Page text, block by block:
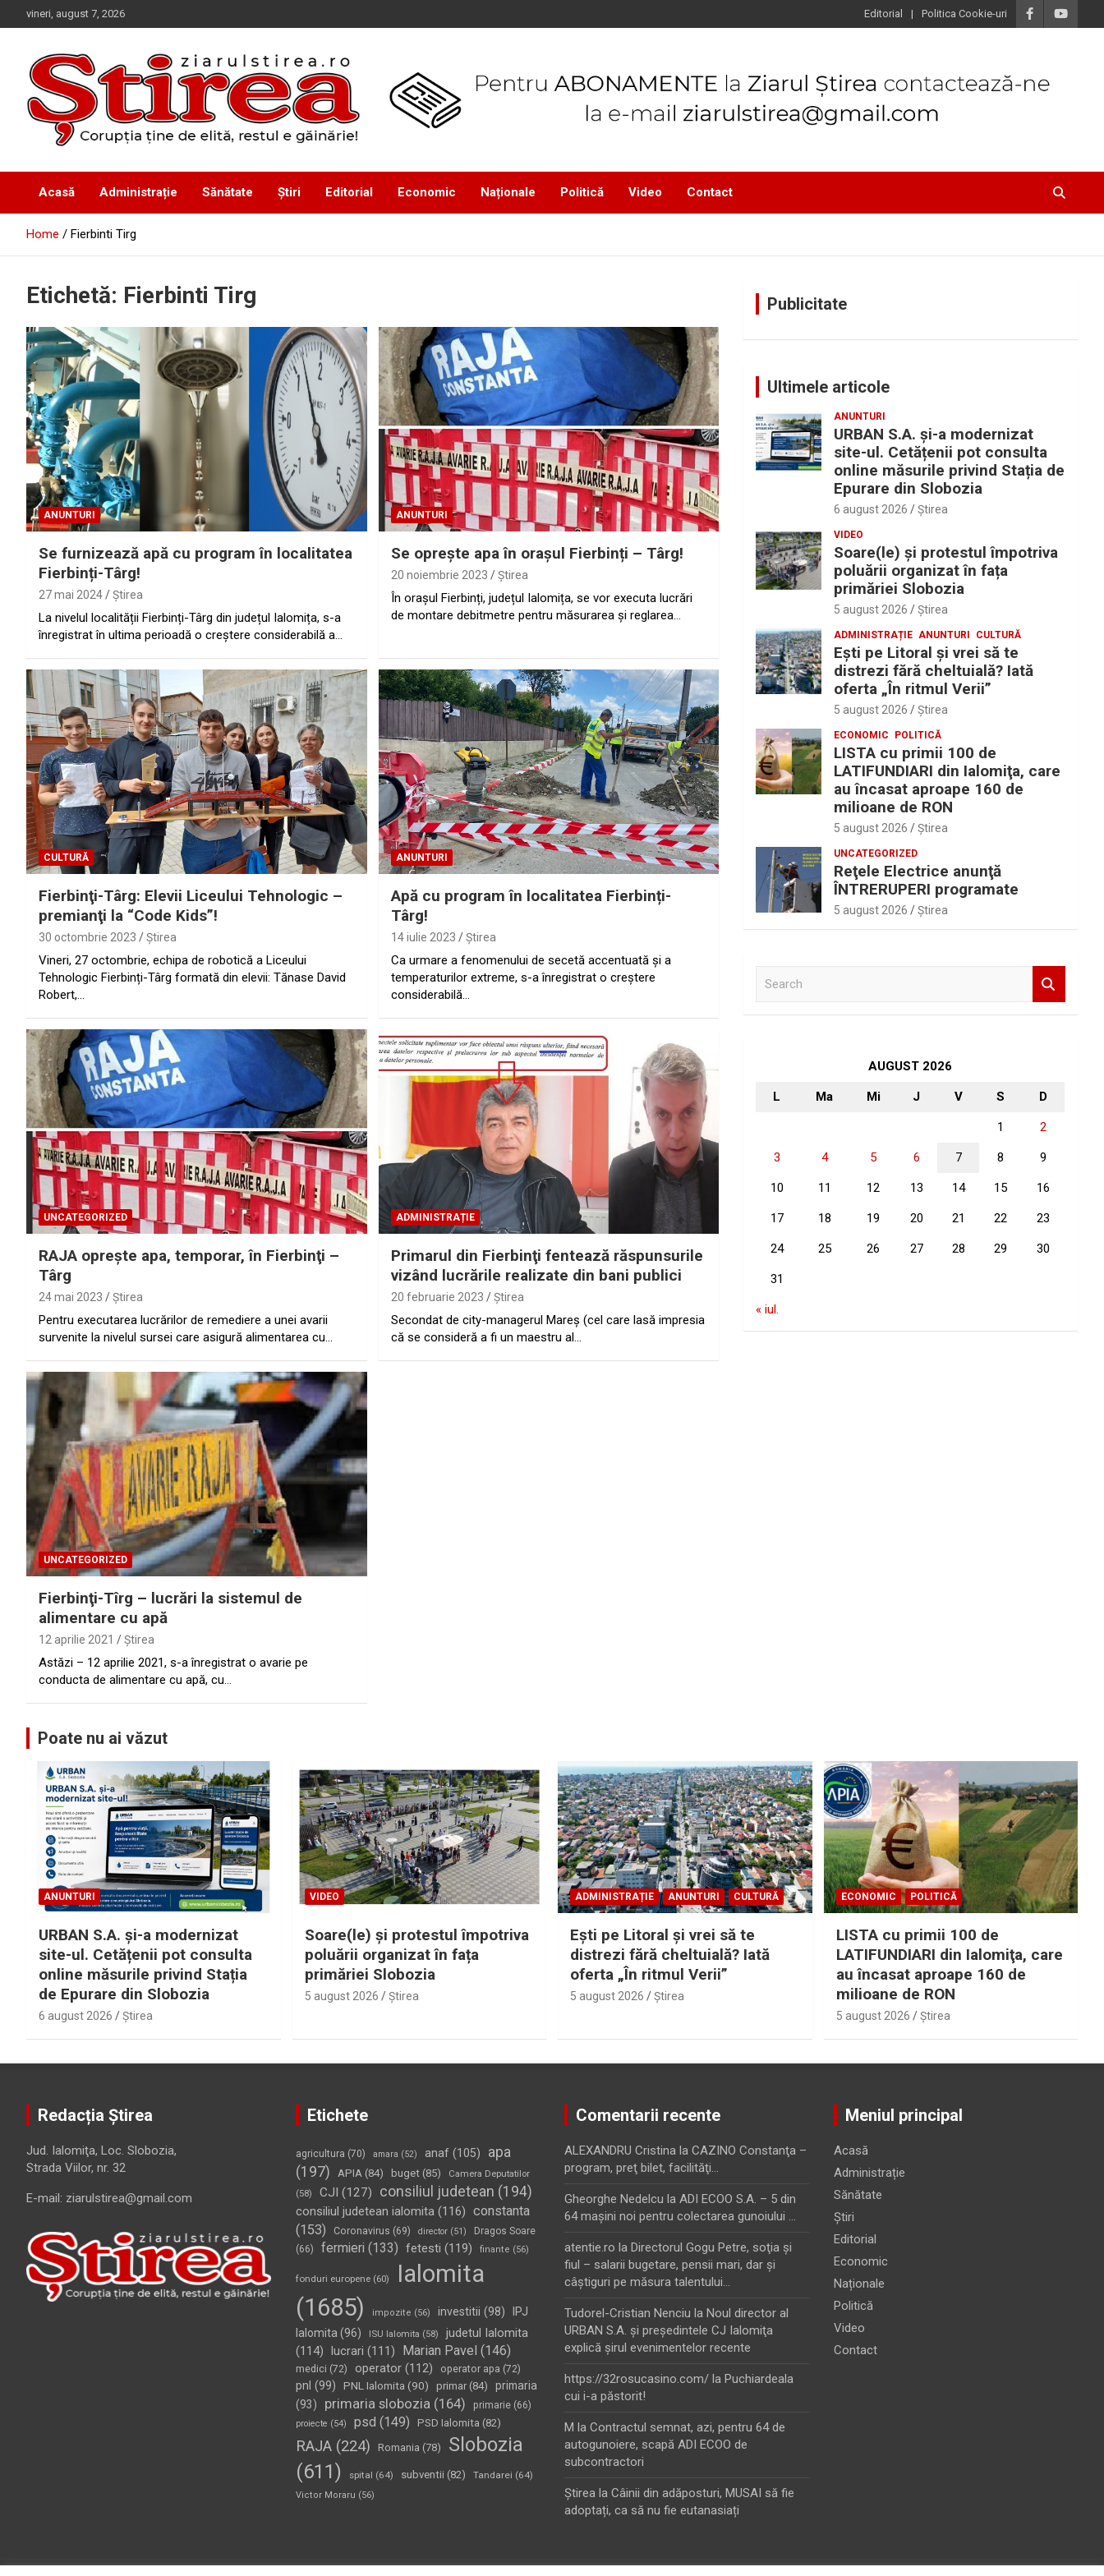
to
vineri, august 7, 2026 Editorial Politica Cookie-uri
Ziarul Știrea
Acasă Administrație Sănătate Știri Editorial Economic Naționale Politică Video Contact
Home Fierbinti Tirg
Etichetă: Fierbinti Tirg
ANUNTURI
Se furnizează apă cu program în localitatea
Fierbinți-Târg!
27 mai 2024 Ştirea
La nivelul localității Fierbinți-Târg din județul Ialomița, s-a
înregistrat în ultima perioadă o creștere considerabilă a…
ANUNTURI
Se oprește apa în orașul Fierbinți – Târg!
20 noiembrie 2023 Ştirea
În orașul Fierbinți, județul Ialomița, se vor executa lucrări
de montare debitmetre pentru măsurarea și reglarea…
CULTURĂ
Fierbinţi-Târg: Elevii Liceului Tehnologic –
premianţi la “Code Kids”!
30 octombrie 2023 Ştirea
Vineri, 27 octombrie, echipa de robotică a Liceului
Tehnologic Fierbinți-Târg formată din elevii: Tănase David
Robert,…
ANUNTURI
Apă cu program în localitatea Fierbinți-
Târg!
14 iulie 2023 Ştirea
Ca urmare a fenomenului de secetă accentuată și a
temperaturilor extreme, s-a înregistrat o creștere
considerabilă…
UNCATEGORIZED
RAJA opreşte apa, temporar, în Fierbinţi –
Târg
24 mai 2023 Ştirea
Pentru executarea lucrărilor de remediere a unei avarii
survenite la nivelul sursei care asigură alimentarea cu…
ADMINISTRAȚIE
Primarul din Fierbinţi fentează răspunsurile
vizând lucrările realizate din bani publici
20 februarie 2023 Ştirea
Secondat de city-managerul Mareş (cel care lasă impresia
că se consideră a fi un maestru al…
UNCATEGORIZED
Fierbinţi-Tîrg – lucrări la sistemul de
alimentare cu apă
12 aprilie 2021 Ştirea
Astăzi – 12 aprilie 2021, s-a înregistrat o avarie pe
conducta de alimentare cu apă, cu…
Publicitate
Ultimele articole
ANUNTURI
URBAN S.A. și-a modernizat
site-ul. Cetățenii pot consulta
online măsurile privind Stația de
Epurare din Slobozia
6 august 2026 Ştirea
VIDEO
Soare(le) și protestul împotriva
poluării organizat în fața
primăriei Slobozia
5 august 2026 Ştirea
ADMINISTRAȚIE ANUNTURI CULTURĂ
Eşti pe Litoral şi vrei să te
distrezi fără cheltuială? Iată
oferta „În ritmul Verii”
5 august 2026 Ştirea
ECONOMIC POLITICĂ
LISTA cu primii 100 de
LATIFUNDIARI din Ialomiţa, care
au încasat aproape 160 de
milioane de RON
5 august 2026 Ştirea
UNCATEGORIZED
Reţele Electrice anunţă
ÎNTRERUPERI programate
5 august 2026 Ştirea
AUGUST 2026
L Ma Mi J V S D
1 2
3 4 5 6 7 8 9
10 11 12 13 14 15 16
17 18 19 20 21 22 23
24 25 26 27 28 29 30
31
« iul.
Poate nu ai văzut
ANUNTURI
URBAN S.A. și-a modernizat
site-ul. Cetățenii pot consulta
online măsurile privind Stația
de Epurare din Slobozia
6 august 2026 Ştirea
VIDEO
Soare(le) și protestul împotriva
poluării organizat în fața
primăriei Slobozia
5 august 2026 Ştirea
ADMINISTRAȚIE ANUNTURI CULTURĂ
Eşti pe Litoral şi vrei să te
distrezi fără cheltuială? Iată
oferta „În ritmul Verii”
5 august 2026 Ştirea
ECONOMIC POLITICĂ
LISTA cu primii 100 de
LATIFUNDIARI din Ialomiţa, care
au încasat aproape 160 de
milioane de RON
5 august 2026 Ştirea
Redacția Știrea
Jud. Ialomiţa, Loc. Slobozia,
Strada Viilor, nr. 32
E-mail: ziarulstirea@gmail.com
Etichete
agricultura (70) amara (52) anaf(105)
apa
(197)
APIA(84) buget(85)
Camera Deputatilor
(58)
CJI (127) consiliul judetean (194)
consiliul judetean ialomita(116) constanta
(153)
Coronavirus (69) director(51)
Dragos Soare
(66)
fermieri (133) fetesti (119) finante (56)
fonduri europene(60)
Ialomita
(1685)
impozite (56) investitii (98)
IPJ
Ialomita (96) ISU Ialomita (58)
judetul Ialomita
(114) lucrari (111) Marian Pavel (146)
medici (72) operator(112) operator apa (72)
pnl (99) PNL Ialomita (90) primar(84)
primaria
(93)
primaria slobozia(164) primarie(66)
proiecte (54) psd (149) PSD Ialomita (82)
RAJA(224) Romania (78)
Slobozia
(611)
spital (64) subventii (82) Tandarei (64)
Victor Moraru (56)
Comentarii recente
ALEXANDRU Cristina la CAZINO Constanţa –
program, preţ bilet, facilităţi…
Gheorghe Nedelcu la ADI ECOO S.A. – 5 din
64 maşini noi pentru colectarea gunoiului …
atentie.ro la Directorul Gogu Petre, soţia şi
fiul – salarii bugetare, pensii mari, dar şi
câştiguri pe măsura talentului…
Tudorel-Cristian Nenciu la Noul director al
URBAN S.A. şi preşedintele CJ Ialomiţa
explică şirul evenimentelor recente
https://32rosucasino.com/ la Puchiardeala
cui i-a păstorit!
M la Contractul semnat, azi, pentru 64 de
autogunoiere, scapă ADI ECOO de
subcontractori
Ştirea la Câinii din adăposturi, MUSAI să fie
adoptați, ca să nu fie eutanasiați
Meniul principal
Acasă
Administrație
Sănătate
Știri
Editorial
Economic
Naționale
Politică
Video
Contact